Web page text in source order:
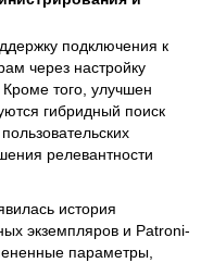
подключения к
через настройку
того, улучшен
гибридный поиск
релевантности
история
экземпляров и Patroni-
параметры,